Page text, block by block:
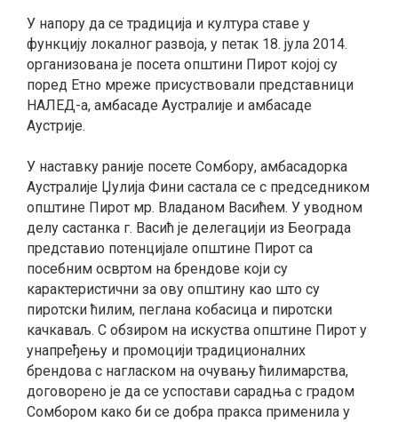
У напору да се традиција и култура ставе у
функцију локалног развоја, у петак 18. јула 2014.
организована је посета општини Пирот којој су
поред Етно мреже присуствовали представници
НАЛЕД-а, амбасаде Аустралије и амбасаде
Аустрије.
У наставку раније посете Сомбору, амбасадорка
Аустралије Џулија Фини састала се с председником
општине Пирот мр. Владаном Васићем. У уводном
делу састанка г. Васић је делегацији из Београда
представио потенцијале општине Пирот са
посебним освртом на брендове који су
карактеристични за ову општину као што су
пиротски ћилим, пеглана кобасица и пиротски
качкаваљ. С обзиром на искуства општине Пирот у
унапређењу и промоцији традиционалних
брендова с нагласком на очувању ћилимарства,
договорено је да се успостави сарадња с градом
Сомбором како би се добра пракса применила у